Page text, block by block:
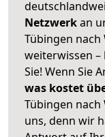
Netzwerkan
Tübingen nach
weiterwissen
Sie! Wenn Sie
was kostet
Tübingen nach
uns, denn wir